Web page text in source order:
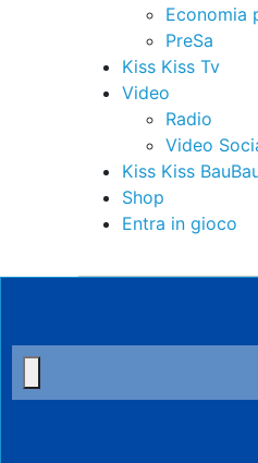
Economia
PreSa
Kiss Kiss Tv
Video
Radio
Video
Kiss Kiss
Shop
Entra in gioco